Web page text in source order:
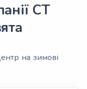
СТ
на зимові